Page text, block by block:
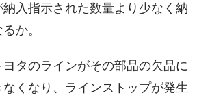
入指示された数量より少なく納
か。
タのラインがその部品の欠品に
くなり、ラインストップが発生